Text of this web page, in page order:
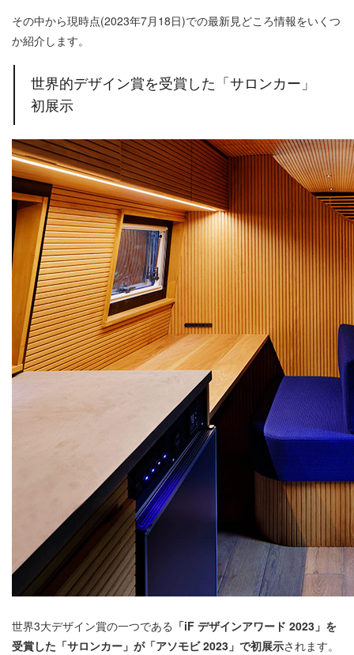
その中から現時点(2023年7月18日)での最新見どころ情報をいくつ
か紹介します。
世界的デザイン賞を受賞した「サロンカー」
初展示
世界3大デザイン賞の一つである 「iF デザインアワード 2023」を
受賞した「サロンカー」が「アソモビ 2023」で初展示されます。